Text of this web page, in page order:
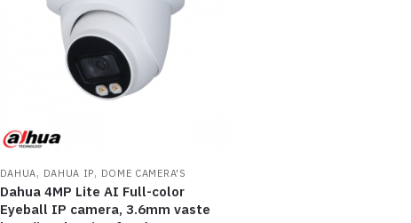
DAHUA, DAHUA IP, DOME CAMERA'S
Dahua 4MP Lite AI Full-color
Eyeball IP camera, 3.6mm vaste